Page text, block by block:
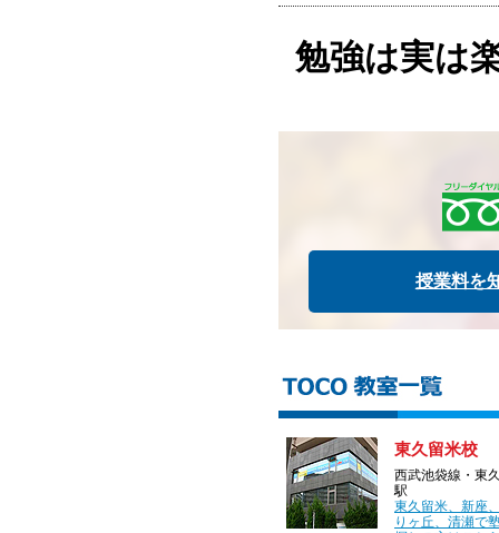
勉強は実は
授業料を
東久留米校
西武池袋線・東
駅
東久留米、新座
りヶ丘、清瀬で